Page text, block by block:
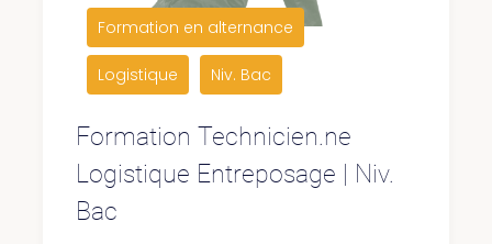
Formation en alternance
Logistique Niv. Bac
Formation Technicien.ne
Logistique Entreposage | Niv.
Bac